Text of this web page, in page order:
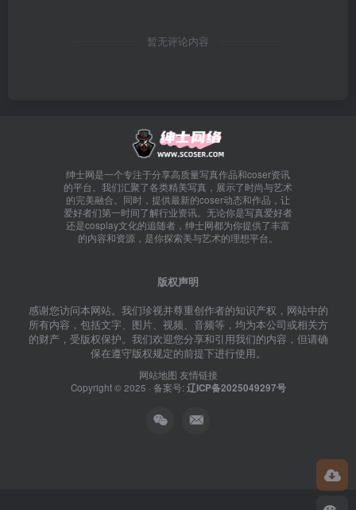
暂无评论内容
绅士网是一个专注于分享高质量写真作品和coser资讯
的平台。我们汇聚了各类精美写真，展示了时尚与艺术
的完美融合。同时，提供最新的coser动态和作品，让
爱好者们第一时间了解行业资讯。无论你是写真爱好者
还是cosplay文化的追随者，绅士网都为你提供了丰富
的内容和资源，是你探索美与艺术的理想平台。
版权声明
感谢您访问本网站。我们珍视并尊重创作者的知识产权，网站中的
所有内容，包括文字、图片、视频、音频等，均为本公司或相关方
的财产，受版权保护。我们欢迎您分享和引用我们的内容，但请确
保在遵守版权规定的前提下进行使用。
网站地图 友情链接
Copyright © 2025 · 备案号: 辽ICP备2025049297号